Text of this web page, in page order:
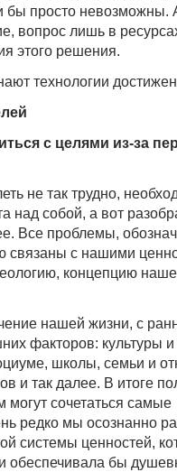
бы просто невозможны.
вопрос лишь в
этого решения.
технологии
с целями из-за
не так трудно,
над собой, а вот
Все проблемы,
связаны с нашими
концепцию
нашей жизни, с
факторов: культуры и
школы, семьи и
и так далее. В итоге
могут сочетаться самые
редко мы осознанно
системы ценностей,
обеспечивала бы